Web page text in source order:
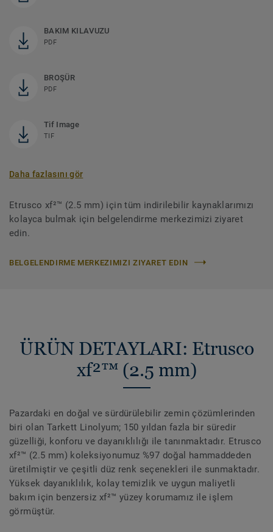
BAKIM KILAVUZU
PDF
BROŞÜR
PDF
Tif Image
TIF
Daha fazlasını gör
Etrusco xf²™ (2.5 mm) için tüm indirilebilir kaynaklarımızı
kolayca bulmak için belgelendirme merkezimizi ziyaret
edin.
BELGELENDIRME MERKEZIMIZI ZIYARET EDIN
ÜRÜN DETAYLARI: Etrusco
xf²™ (2.5 mm)
Pazardaki en doğal ve sürdürülebilir zemin çözümlerinden
biri olan Tarkett Linolyum; 150 yıldan fazla bir süredir
güzelliği, konforu ve dayanıklılığı ile tanınmaktadır. Etrusco
xf²™ (2.5 mm) koleksiyonumuz %97 doğal hammaddeden
üretilmiştir ve çeşitli düz renk seçenekleri ile sunmaktadır.
Yüksek dayanıklılık, kolay temizlik ve uygun maliyetli
bakım için benzersiz xf²™ yüzey korumamız ile işlem
görmüştür.